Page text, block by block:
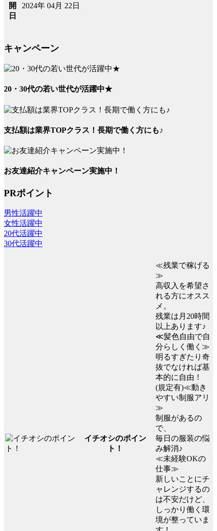
開
日
2024年 04月 22日
キャンペーン
20・30代の若い世代が活躍中★
支払額は業界TOPクラス！長期で働く方にも♪
お友達紹介キャンペーン実施中！
PRポイント
男性活躍中
女性活躍中
20代活躍中
30代活躍中
イチオシのポイン
ト！
≪残業で稼げる
≫
高収入を希望さ
れる方にオスス
メ。
残業は月20時間
以上あります♪
≪髪色自由で自
分らしく働く≫
明るすぎたり奇
抜でなければ基
本的に自由！
(規定有)≪動き
やすい制服アリ
≫
制服があるの
で、
毎日の服装の悩
み解消♪
≪未経験OKの
仕事≫
新しいことにチ
ャレンジするの
は不安だけど、
しっかり働く環
境が整っていま